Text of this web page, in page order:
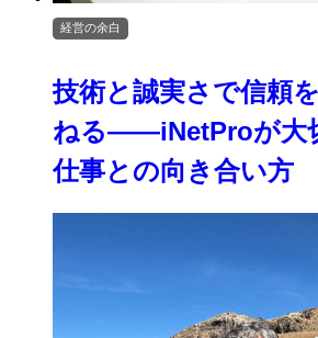
技術と誠実さで信頼
ねる――iNetProが大
仕事との向き合い方
経営の余白